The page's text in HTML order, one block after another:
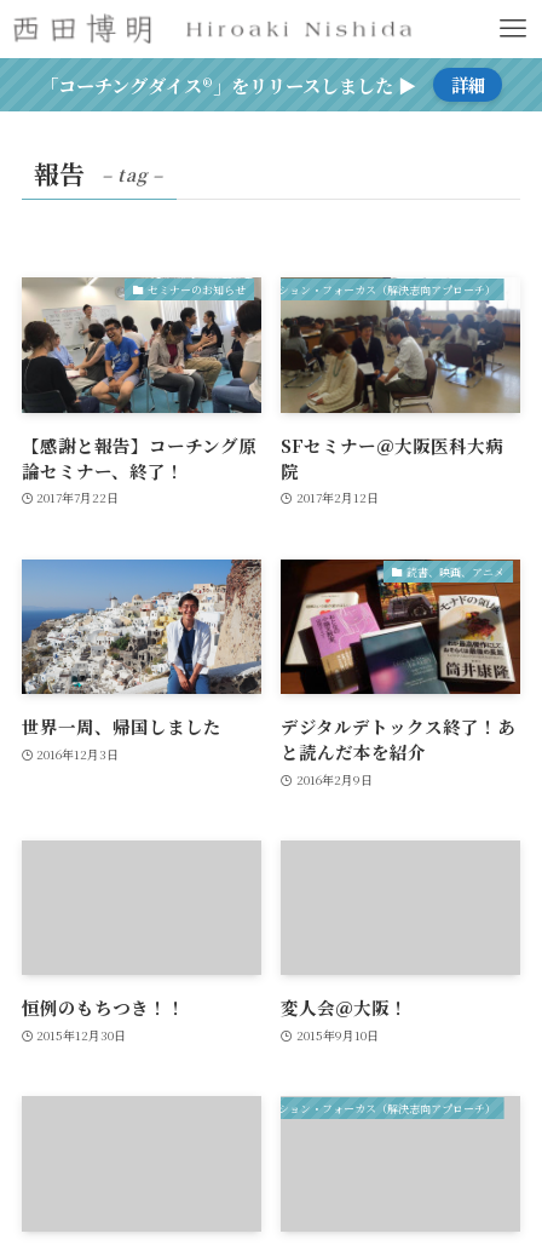
「コーチングダイス®」をリリースしました ▶ 詳細
報告 – tag –
セミナーのお知らせ
【感謝と報告】コーチング原
論セミナー、終了！
2017年7月22日
ソリューション・フォーカス（解決志向アプローチ）
SFセミナー＠大阪医科大病
院
2017年2月12日
世界一周、帰国しました
2016年12月3日
読書、映画、アニメ
デジタルデトックス終了！あ
と読んだ本を紹介
2016年2月9日
恒例のもちつき！！
2015年12月30日
変人会＠大阪！
2015年9月10日
ソリューション・フォーカス（解決志向アプローチ）